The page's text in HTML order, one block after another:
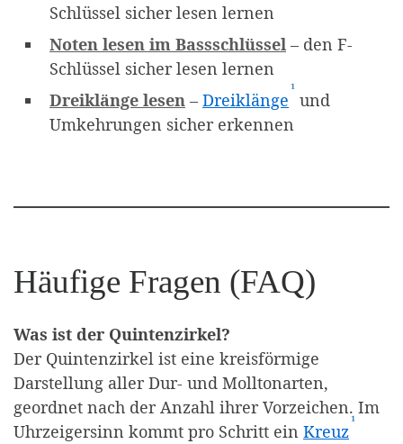
Schlüssel sicher lesen lernen
Noten lesen im Bassschlüssel – den F-
Schlüssel sicher lesen lernen
Dreiklänge lesen – Dreiklänge (Affiliate-Link)
¹ und
Umkehrungen sicher erkennen
Häufige Fragen (FAQ)
Was ist der Quintenzirkel?
Der Quintenzirkel ist eine kreisförmige
Darstellung aller Dur- und Molltonarten,
geordnet nach der Anzahl ihrer Vorzeichen. Im
Uhrzeigersinn kommt pro Schritt ein Kreuz¹